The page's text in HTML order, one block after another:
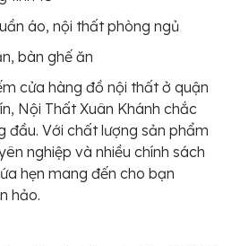
áo, nội thất phòng ngủ
bàn ghế ăn
cửa hàng đồ nội thất ở quận
Nội Thất Xuân Khánh chắc
đầu. Với chất lượng sản phẩm
nghiệp và nhiều chính sách
hẹn mang đến cho bạn
hảo.